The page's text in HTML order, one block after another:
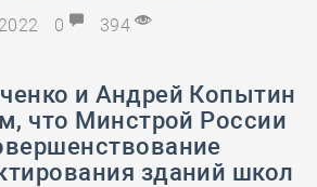
0 394
и Андрей Копытин
что Минстрой России
зданий школ